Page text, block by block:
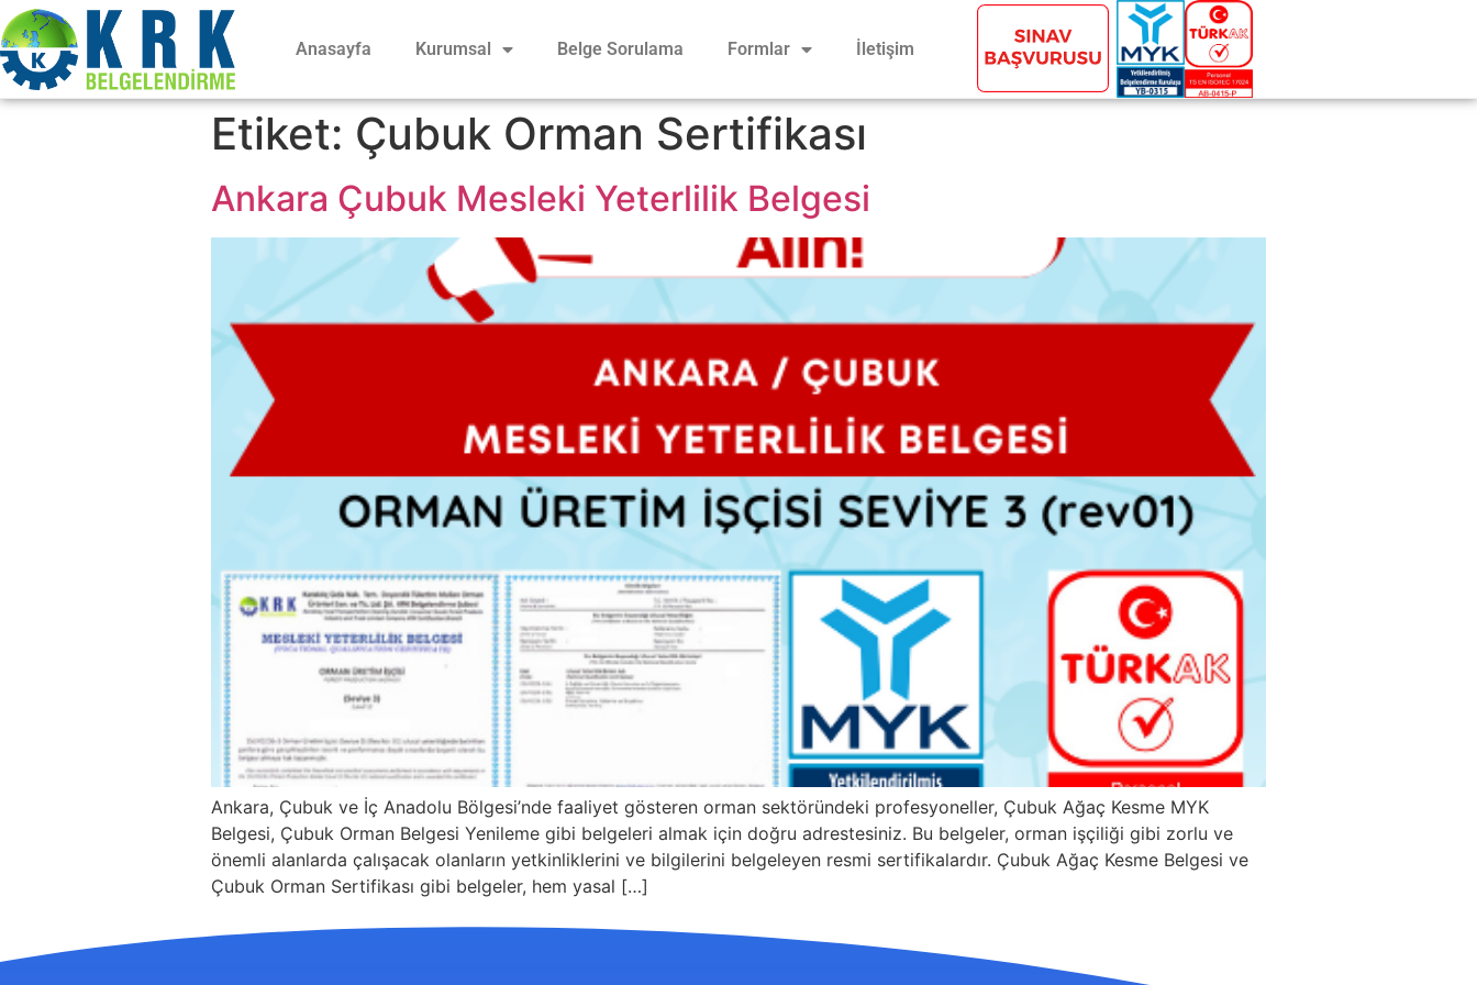
Anasayfa Kurumsal Belge Sorulama Formlar İletişim
Etiket: Çubuk Orman Sertifikası
Ankara Çubuk Mesleki Yeterlilik Belgesi
Ankara, Çubuk ve İç Anadolu Bölgesi’nde faaliyet gösteren orman sektöründeki profesyoneller, Çubuk Ağaç Kesme MYK
Belgesi, Çubuk Orman Belgesi Yenileme gibi belgeleri almak için doğru adrestesiniz. Bu belgeler, orman işçiliği gibi zorlu ve
önemli alanlarda çalışacak olanların yetkinliklerini ve bilgilerini belgeleyen resmi sertifikalardır. Çubuk Ağaç Kesme Belgesi ve
Çubuk Orman Sertifikası gibi belgeler, hem yasal […]